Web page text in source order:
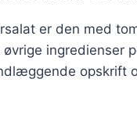
er den med
ingredienser
opskrift